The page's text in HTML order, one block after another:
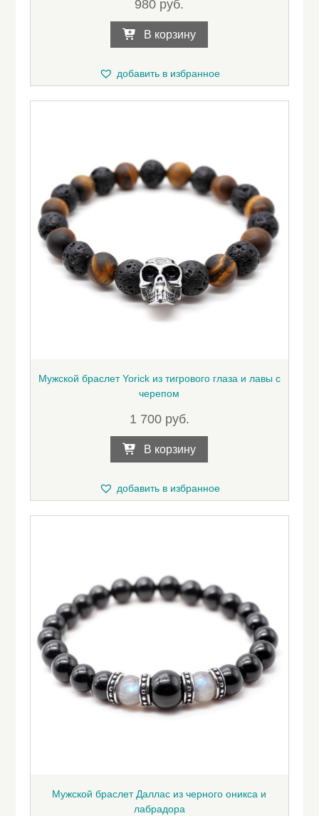
980 руб.
В корзину
добавить в избранное
Мужской браслет Yorick из тигрового глаза и лавы с
черепом
1 700 руб.
В корзину
добавить в избранное
Мужской браслет Даллас из черного оникса и
лабрадора